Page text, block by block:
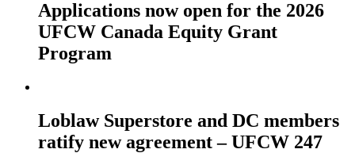
Applications now open for the 2026
UFCW Canada Equity Grant
Program
Loblaw Superstore and DC members
ratify new agreement – UFCW 247